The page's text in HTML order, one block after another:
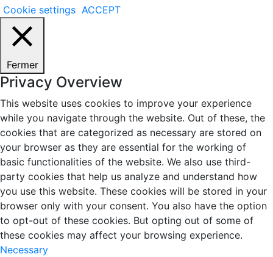
Cookie settings ACCEPT
Fermer
Privacy Overview
This website uses cookies to improve your experience
while you navigate through the website. Out of these, the
cookies that are categorized as necessary are stored on
your browser as they are essential for the working of
basic functionalities of the website. We also use third-
party cookies that help us analyze and understand how
you use this website. These cookies will be stored in your
browser only with your consent. You also have the option
to opt-out of these cookies. But opting out of some of
these cookies may affect your browsing experience.
Necessary